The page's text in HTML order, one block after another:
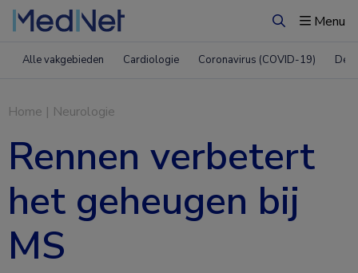
ZoekenMenu
Alle vakgebieden Cardiologie Coronavirus (COVID-19)
Home | Neurologie
Rennen verbetert
het geheugen bij
MS